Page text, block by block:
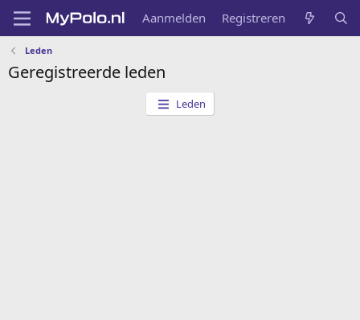
Aanmelden Registreren
Leden
Geregistreerde leden
Leden